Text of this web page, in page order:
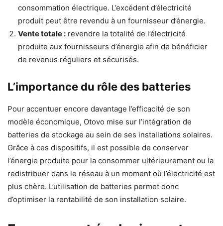
consommation électrique. L’excédent d’électricité
produit peut être revendu à un fournisseur d’énergie.
Vente totale : revendre la totalité de l’électricité
produite aux fournisseurs d’énergie afin de bénéficier
de revenus réguliers et sécurisés.
L’importance du rôle des batteries
Pour accentuer encore davantage l’efficacité de son
modèle économique, Otovo mise sur l’intégration de
batteries de stockage au sein de ses installations solaires.
Grâce à ces dispositifs, il est possible de conserver
l’énergie produite pour la consommer ultérieurement ou la
redistribuer dans le réseau à un moment où l’électricité est
plus chère. L’utilisation de batteries permet donc
d’optimiser la rentabilité de son installation solaire.